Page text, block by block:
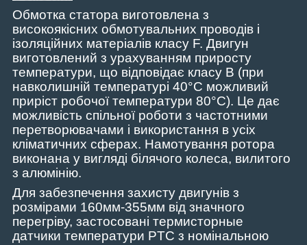
Обмотка статора виготовлена з
високоякісних обмотувальних проводів і
ізоляційних матеріалів класу F. Двигун
виготовлений з урахуванням приросту
температури, що відповідає класу B (при
навколишній температурі 40°С можливий
приріст робочої температури 80°С). Це дає
можливість спільної роботи з частотними
перетворювачами і використання в усіх
кліматичних сферах. Намотування ротора
виконана у вигляді білячого колеса, вилитого
з алюмінію.
Для забезпечення захисту двигунів з
розмірами 160мм-355мм від значного
перегріву, застосовані термисторные
датчики температури PTC з номінальною